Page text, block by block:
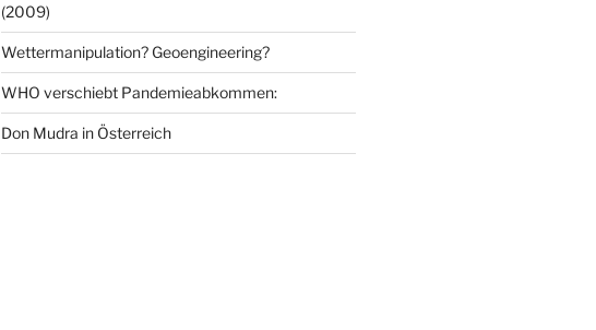
(2009)
Wettermanipulation? Geoengineering?
WHO verschiebt Pandemieabkommen:
Don Mudra in Österreich